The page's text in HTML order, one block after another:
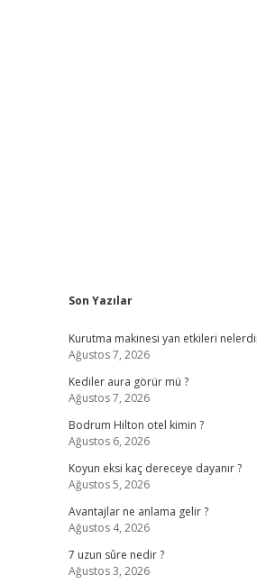
Sidebar
Son Yazılar
Kurutma makinesi yan etkileri
Ağustos 7, 2026
Kediler aura görür mü ?
Ağustos 7, 2026
Bodrum Hilton otel kimin ?
Ağustos 6, 2026
Koyun eksi kaç dereceye dayanır ?
Ağustos 5, 2026
Avantajlar ne anlama gelir ?
Ağustos 4, 2026
7 uzun sûre nedir ?
Ağustos 3, 2026
ilbetbetcipiabellacasino sitesi